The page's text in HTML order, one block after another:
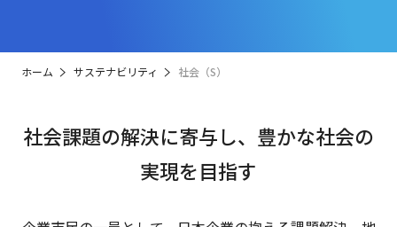
ホーム サステナビリティ 社会（S）
社会課題の解決に寄与し、豊かな社会の
実現を目指す